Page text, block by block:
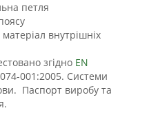
петля
внутрішніх
згідно EN
001:2005. Системи
Паспорт виробу та